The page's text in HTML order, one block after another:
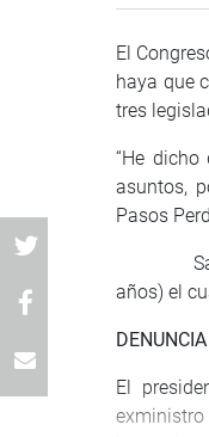
El
haya que
tres
“He
asuntos,
Pasos
años) el
El
exministro